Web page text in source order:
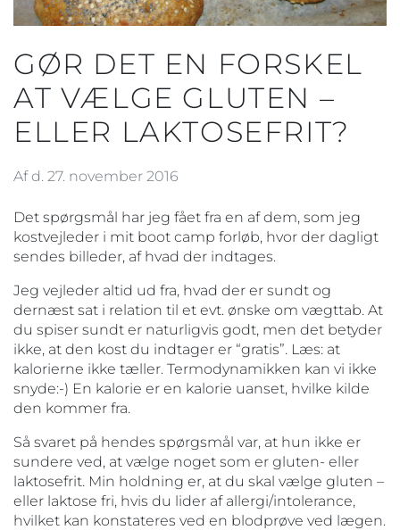
GØR DET EN FORSKEL
AT VÆLGE GLUTEN –
ELLER LAKTOSEFRIT?
Af d. 27. november 2016
Det spørgsmål har jeg fået fra en af dem, som jeg
kostvejleder i mit boot camp forløb, hvor der dagligt
sendes billeder, af hvad der indtages.
Jeg vejleder altid ud fra, hvad der er sundt og
dernæst sat i relation til et evt. ønske om vægttab. At
du spiser sundt er naturligvis godt, men det betyder
ikke, at den kost du indtager er “gratis”. Læs: at
kalorierne ikke tæller. Termodynamikken kan vi ikke
snyde:-) En kalorie er en kalorie uanset, hvilke kilde
den kommer fra.
Så svaret på hendes spørgsmål var, at hun ikke er
sundere ved, at vælge noget som er gluten- eller
laktosefrit. Min holdning er, at du skal vælge gluten –
eller laktose fri, hvis du lider af allergi/intolerance,
hvilket kan konstateres ved en blodprøve ved lægen.